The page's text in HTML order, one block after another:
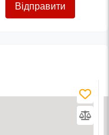
Відправити